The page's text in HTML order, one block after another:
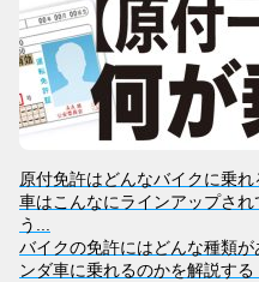
原付免許はどんなバイクに乗
車はこんなにラインアップさ
う...
バイクの免許にはどんな種類
ンダ車に乗れるのかを解説す